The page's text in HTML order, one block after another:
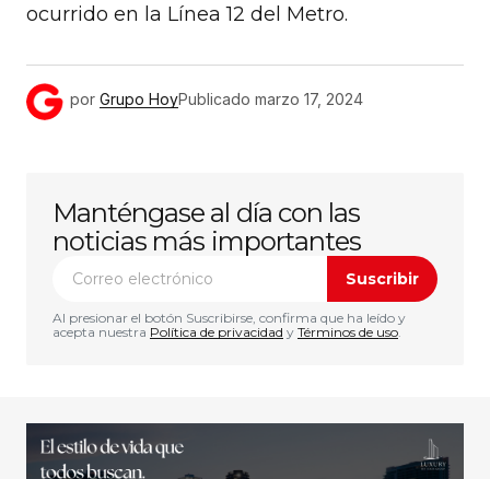
ocurrido en la Línea 12 del Metro.
por Grupo HoyPublicado marzo 17, 2024
Manténgase al día con las
noticias más importantes
Suscribir
Al presionar el botón Suscribirse, confirma que ha leído y
acepta nuestra Política de privacidad y Términos de uso.